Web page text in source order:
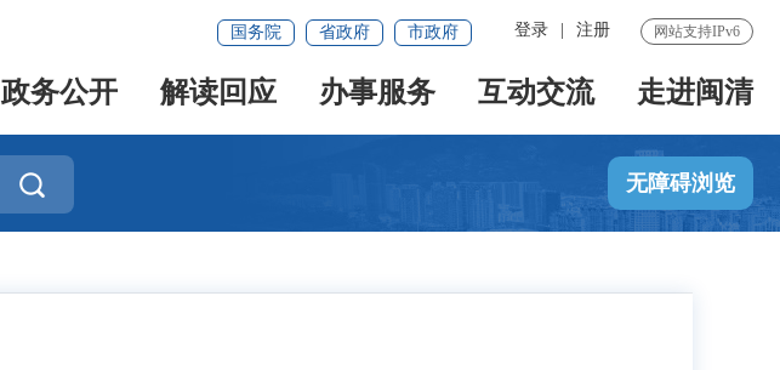
网站支持IPv6
登录 注册
国务院 省政府 市政府
政务公开 解读回应 办事服务 互动交流 走进闽清
 无障碍浏览